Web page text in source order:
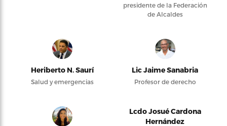
presidente de la Federación
de Alcaldes
Heriberto N. Saurí
Salud y emergencias
Lic Jaime Sanabria
Profesor de derecho
Lcdo Josué Cardona
Hernández